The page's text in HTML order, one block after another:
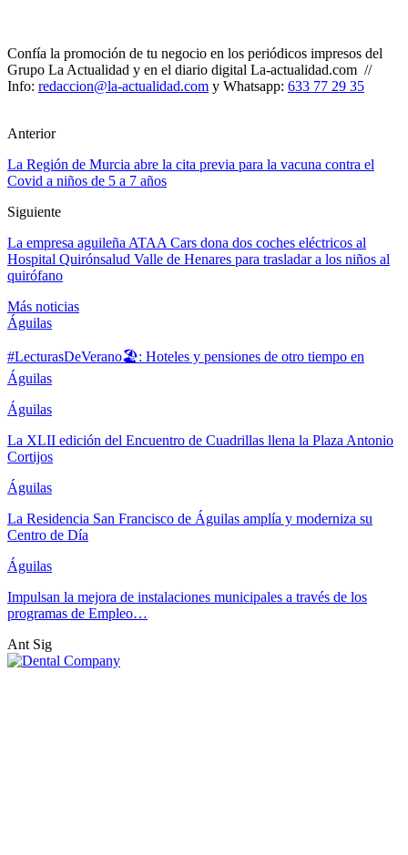
Confía la promoción de tu negocio en los periódicos impresos del
Grupo La Actualidad y en el diario digital La-actualidad.com //
Info: redaccion@la-actualidad.com y Whatsapp: 633 77 29 35
Anterior
La Región de Murcia abre la cita previa para la vacuna contra el
Covid a niños de 5 a 7 años
Siguiente
La empresa aguileña ATAA Cars dona dos coches eléctricos al
Hospital Quirónsalud Valle de Henares para trasladar a los niños al
quirófano
Más noticias
Águilas
#LecturasDeVerano🏖: Hoteles y pensiones de otro tiempo en
Águilas
Águilas
La XLII edición del Encuentro de Cuadrillas llena la Plaza Antonio
Cortijos
Águilas
La Residencia San Francisco de Águilas amplía y moderniza su
Centro de Día
Águilas
Impulsan la mejora de instalaciones municipales a través de los
programas de Empleo…
Ant Sig